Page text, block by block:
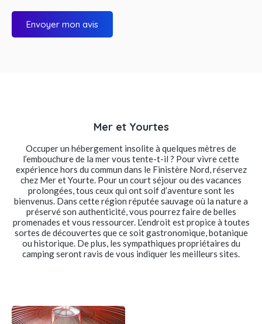
Envoyer mon avis
Mer et Yourtes
Occuper un hébergement insolite à quelques mètres de
l’embouchure de la mer vous tente-t-il ? Pour vivre cette
expérience hors du commun dans le Finistère Nord, réservez
chez Mer et Yourte. Pour un court séjour ou des vacances
prolongées, tous ceux qui ont soif d’aventure sont les
bienvenus. Dans cette région réputée sauvage où la nature a
préservé son authenticité, vous pourrez faire de belles
promenades et vous ressourcer. L’endroit est propice à toutes
sortes de découvertes que ce soit gastronomique, botanique
ou historique. De plus, les sympathiques propriétaires du
camping seront ravis de vous indiquer les meilleurs sites.